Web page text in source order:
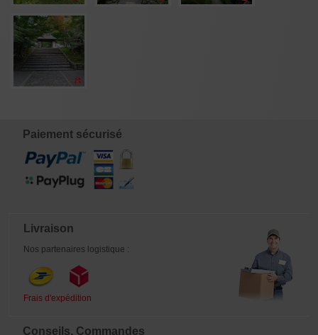
Paiement sécurisé
Livraison
Nos partenaires logistique :
Frais d'expédition
Conseils, Commandes